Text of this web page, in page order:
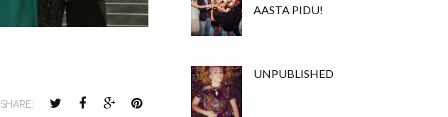
SHARE:
AASTA PIDU!
UNPUBLISHED